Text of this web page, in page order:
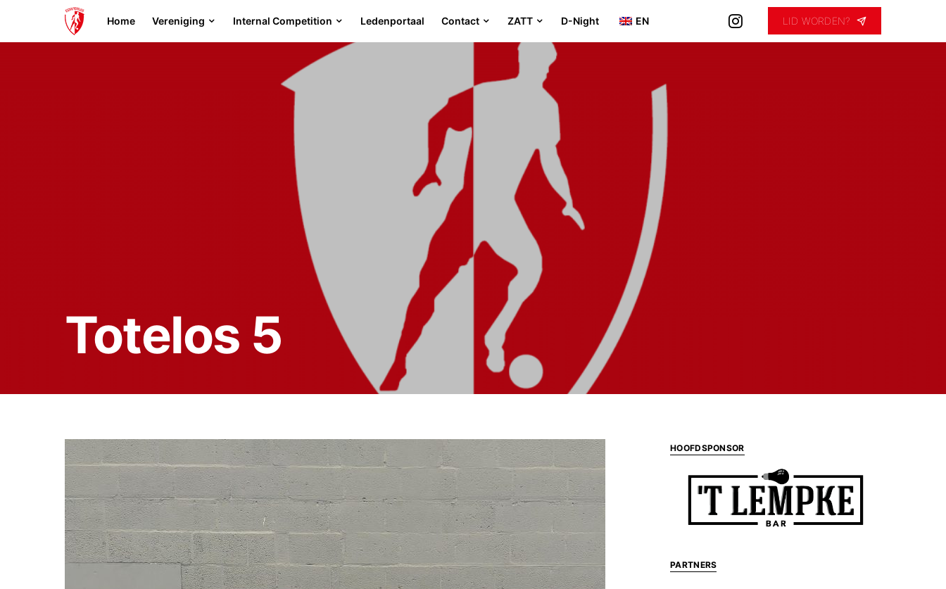
Home Vereniging Internal Competition Ledenportaal Contact ZATT D-Night EN LID WORDEN?
Totelos 5
HOOFDSPONSOR
PARTNERS